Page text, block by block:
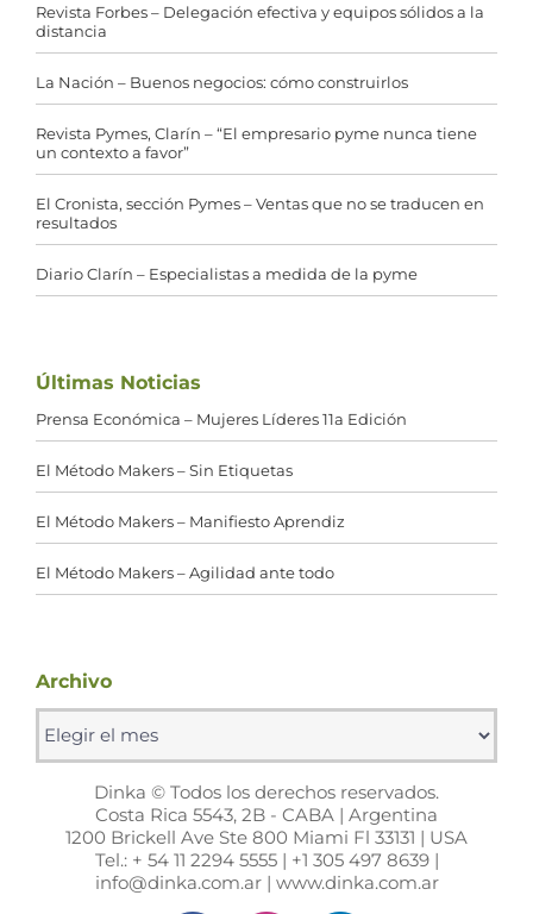
Revista Forbes – Delegación efectiva y equipos sólidos a la
distancia
La Nación – Buenos negocios: cómo construirlos
Revista Pymes, Clarín – “El empresario pyme nunca tiene
un contexto a favor”
El Cronista, sección Pymes – Ventas que no se traducen en
resultados
Diario Clarín – Especialistas a medida de la pyme
Últimas Noticias
Prensa Económica – Mujeres Líderes 11a Edición
El Método Makers – Sin Etiquetas
El Método Makers – Manifiesto Aprendiz
El Método Makers – Agilidad ante todo
Archivo
Archivo
Dinka © Todos los derechos reservados.
Costa Rica 5543, 2B - CABA | Argentina
1200 Brickell Ave Ste 800 Miami Fl 33131 | USA
Tel.: + 54 11 2294 5555 | +1 305 497 8639 |
info@dinka.com.ar | www.dinka.com.ar